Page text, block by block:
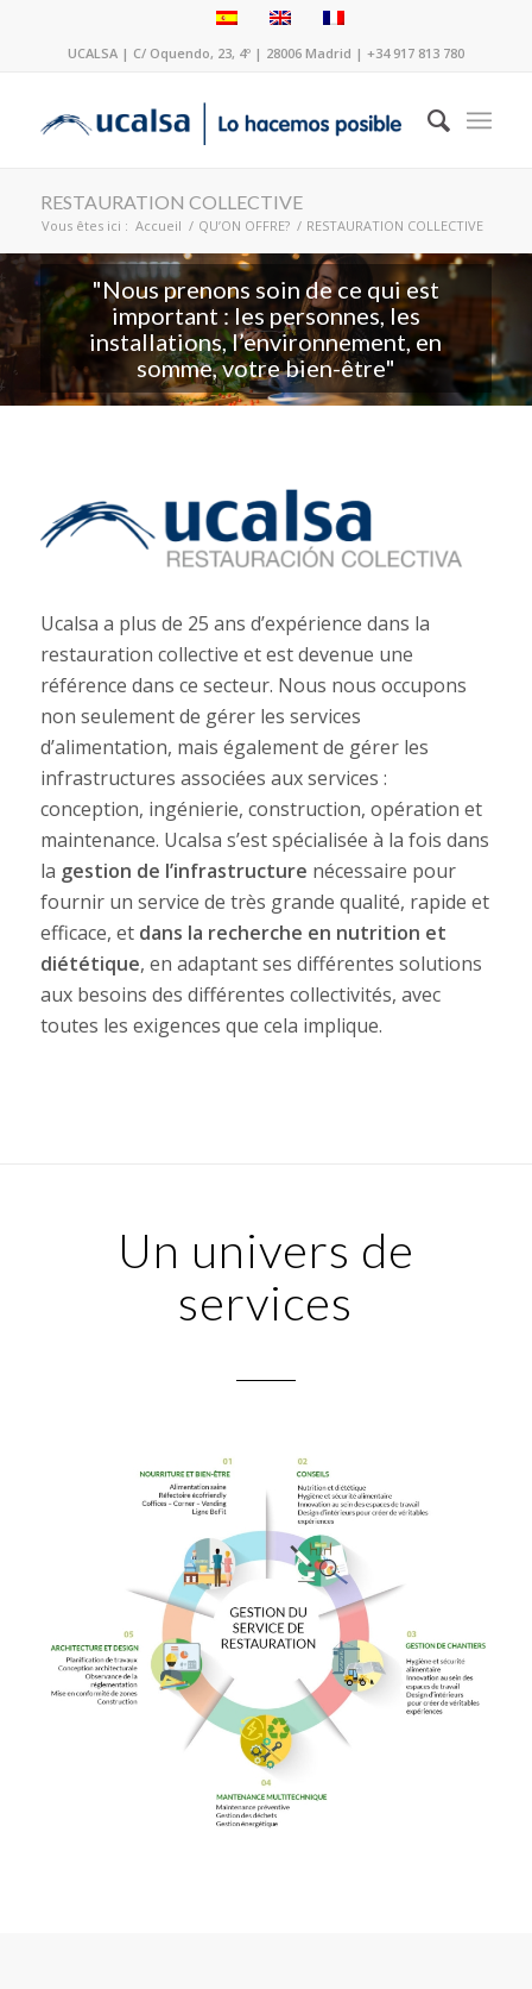
UCALSA | C/ Oquendo, 23, 4º | 28006 Madrid | +34 917 813 780
RESTAURATION COLLECTIVE
Vous êtes ici : Accueil / QU’ON OFFRE? / RESTAURATION COLLECTIVE
"Nous prenons soin de ce qui est
important : les personnes, les
installations, l’environnement, en
somme, votre bien-être"
Ucalsa a plus de 25 ans d’expérience dans la
restauration collective et est devenue une
référence dans ce secteur. Nous nous occupons
non seulement de gérer les services
d’alimentation, mais également de gérer les
infrastructures associées aux services :
conception, ingénierie, construction, opération et
maintenance. Ucalsa s’est spécialisée à la fois dans
la gestion de l’infrastructure nécessaire pour
fournir un service de très grande qualité, rapide et
efficace, et dans la recherche en nutrition et
diététique, en adaptant ses différentes solutions
aux besoins des différentes collectivités, avec
toutes les exigences que cela implique.
Un univers de
services